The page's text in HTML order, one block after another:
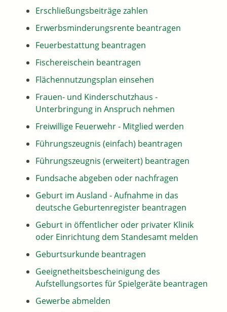
Erschließungsbeiträge zahlen
Erwerbsminderungsrente beantragen
Feuerbestattung beantragen
Fischereischein beantragen
Flächennutzungsplan einsehen
Frauen- und Kinderschutzhaus -
Unterbringung in Anspruch nehmen
Freiwillige Feuerwehr - Mitglied werden
Führungszeugnis (einfach) beantragen
Führungszeugnis (erweitert) beantragen
Fundsache abgeben oder nachfragen
Geburt im Ausland - Aufnahme in das
deutsche Geburtenregister beantragen
Geburt in öffentlicher oder privater Klinik
oder Einrichtung dem Standesamt melden
Geburtsurkunde beantragen
Geeignetheitsbescheinigung des
Aufstellungsortes für Spielgeräte beantragen
Gewerbe abmelden